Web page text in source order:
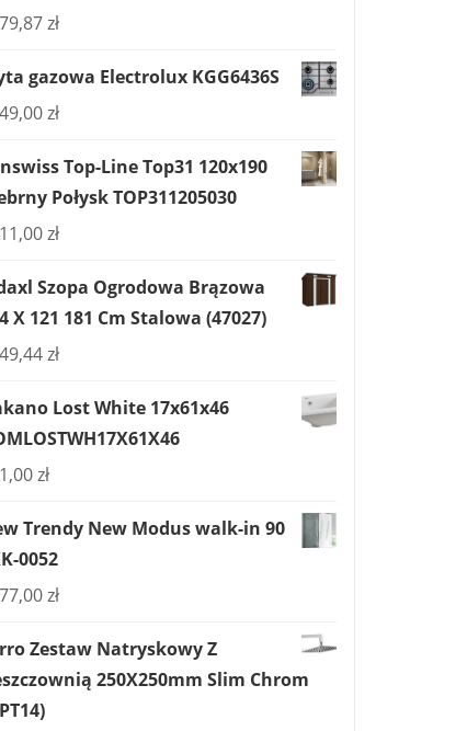
zł
gazowa Electrolux KGG6436S
zł
Top-Line Top31 120x190
Połysk TOP311205030
zł
Szopa Ogrodowa Brązowa
X 121 181 Cm Stalowa (47027)
zł
Lost White 17x61x46
zł
Trendy New Modus walk-in 90
0052
zł
Zestaw Natryskowy Z
250X250mm Slim Chrom